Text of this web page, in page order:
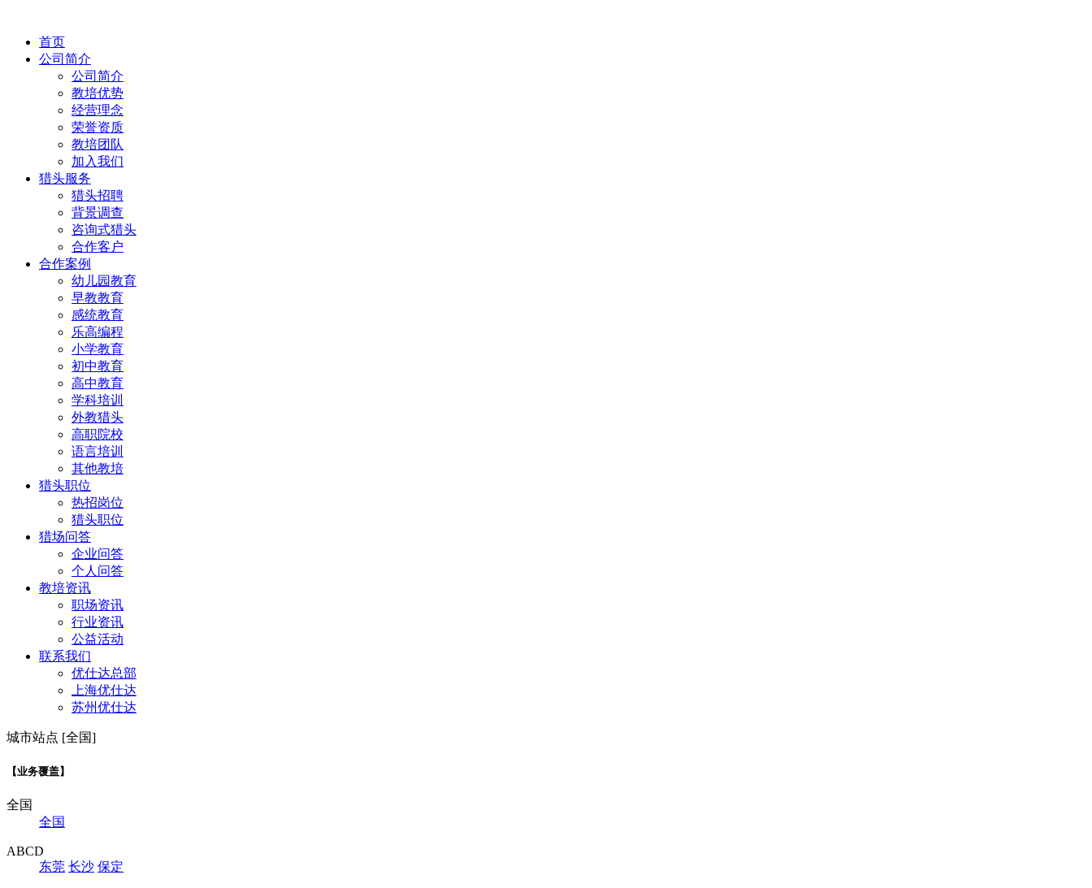
首页
公司简介
公司简介
教培优势
经营理念
荣誉资质
教培团队
加入我们
猎头服务
猎头招聘
背景调查
咨询式猎头
合作客户
合作案例
幼儿园教育
早教教育
感统教育
乐高编程
小学教育
初中教育
高中教育
学科培训
外教猎头
高职院校
语言培训
其他教培
猎头职位
热招岗位
猎头职位
猎场问答
企业问答
个人问答
教培资讯
职场资讯
行业资讯
公益活动
联系我们
优仕达总部
上海优仕达
苏州优仕达
城市站点 [全国]
【业务覆盖】
全国
全国
ABCD
东莞 长沙 保定